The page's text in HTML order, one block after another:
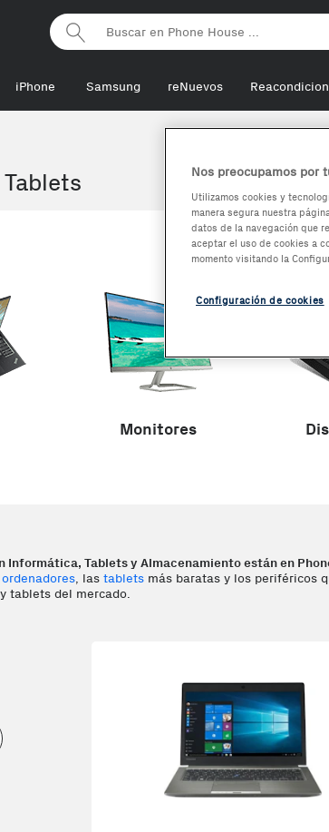
Phonehouse
iPhone Samsung reNuevos
Monitores
Informática, Tablets y Almacenamiento están en
ordenadores, las tablets más baratas y los periféricos
tablets del mercado.
Nos preocupamos por
Utilizamos cookies y
manera segura nuestra
datos de la navegación que
aceptar el uso de cookies a
momento visitando la
Configuración de cookies